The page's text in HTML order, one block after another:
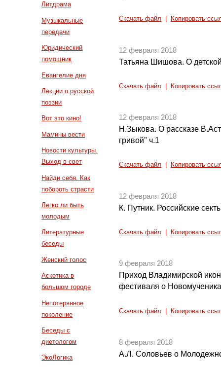
Литдрама
Музыкальные
передачи
Юридический
помощник
Евангелие дня
Лекции о русской
поэзии
Вот это кино!
Мамины вести
Новости культуры.
Выход в свет
Найди себя. Как
побороть страсти
Легко ли быть
молодым
Литературные
беседы
Женский голос
Аскетика в
большом городе
Непотерянное
поколение
Беседы с
диетологом
ЭкоЛогика
Скачать файл Копировать
12 февраля 2018
Татьяна Шишова. О
Скачать файл Копировать
12 февраля 2018
Н.Зыкова. О рассказе
гривой" ч.1
Скачать файл Копировать
12 февраля 2018
К. Путник. Российские
Скачать файл Копировать
9 февраля 2018
Приход Владимирской
фестиваля о
Скачать файл Копировать
8 февраля 2018
А.Л. Соловьев о